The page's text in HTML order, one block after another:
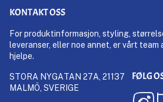
KONTAKT OSS
For produktinformasjon, styling,
leveranser, eller noe annet, er vårt team
hjelpe.
STORA NYGATAN 27A, 21137
MALMÖ, SVERIGE
FØLG